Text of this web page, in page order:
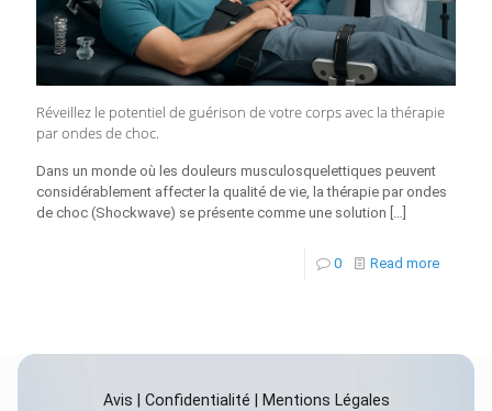
Réveillez le potentiel de guérison de votre corps avec la thérapie
par ondes de choc.
Dans un monde où les douleurs musculosquelettiques peuvent
considérablement affecter la qualité de vie, la thérapie par ondes
de choc (Shockwave) se présente comme une solution […]
0 Read more
Avis Confidentialité Mentions Légales